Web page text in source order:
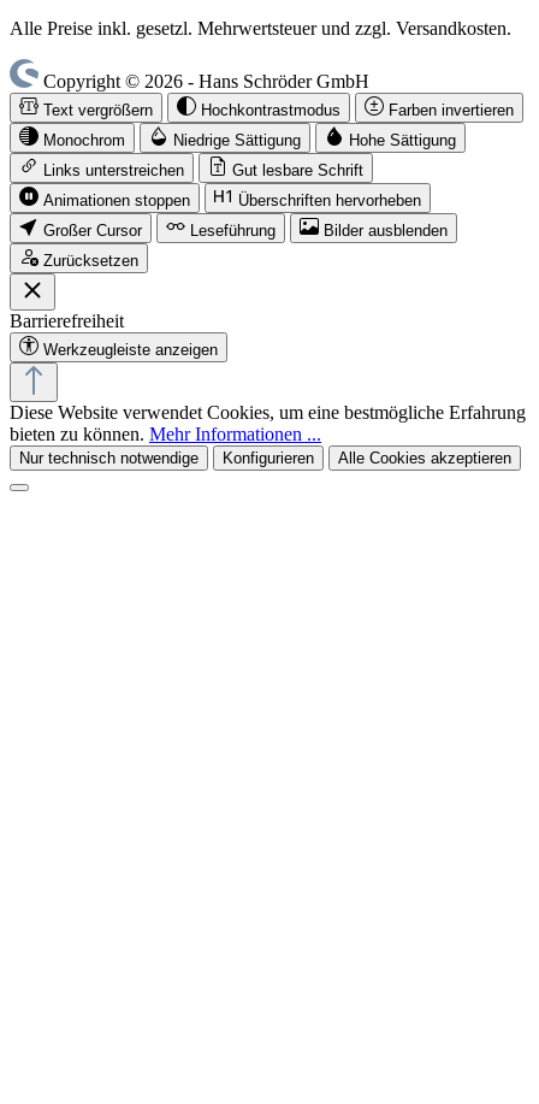
Alle Preise inkl. gesetzl. Mehrwertsteuer und zzgl. Versandkosten.
Copyright © 2026 - Hans Schröder GmbH
Text vergrößern Hochkontrastmodus
Farben invertieren
Monochrom
Niedrige Sättigung
Hohe Sättigung
Links unterstreichen
Gut lesbare Schrift
Animationen stoppen
Überschriften hervorheben
Großer Cursor
Leseführung
Bilder ausblenden
Zurücksetzen
Barrierefreiheit
Werkzeugleiste anzeigen
Diese Website verwendet Cookies, um eine bestmögliche Erfahrung
bieten zu können. Mehr Informationen ...
Nur technisch notwendige Konfigurieren Alle Cookies akzeptieren